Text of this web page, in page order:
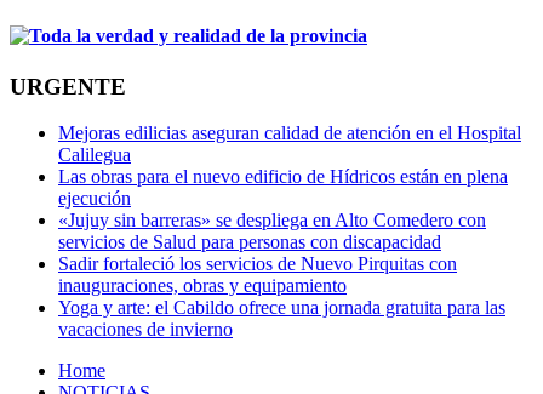
URGENTE
Mejoras edilicias aseguran calidad de atención en el Hospital
Calilegua
Las obras para el nuevo edificio de Hídricos están en plena
ejecución
«Jujuy sin barreras» se despliega en Alto Comedero con
servicios de Salud para personas con discapacidad
Sadir fortaleció los servicios de Nuevo Pirquitas con
inauguraciones, obras y equipamiento
Yoga y arte: el Cabildo ofrece una jornada gratuita para las
vacaciones de invierno
Home